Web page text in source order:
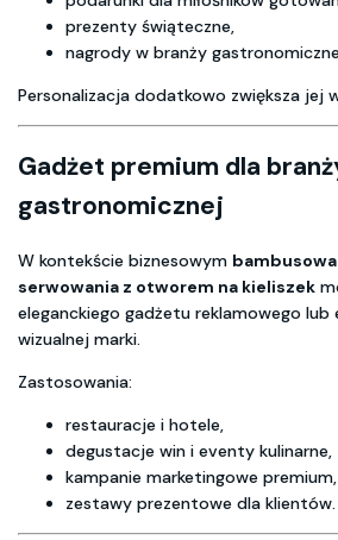
prezenty świąteczne,
nagrody w branży
Personalizacja dodatkowo zwiększa jej
Gadżet premium dla
gastronomicznej
W kontekście biznesowym
serwowania z otworem na kieliszek
eleganckiego gadżetu reklamowego
wizualnej marki.
Zastosowania:
restauracje i hotele,
degustacje win i eventy kulinarne,
kampanie marketingowe premium,
zestawy prezentowe dla klientów.